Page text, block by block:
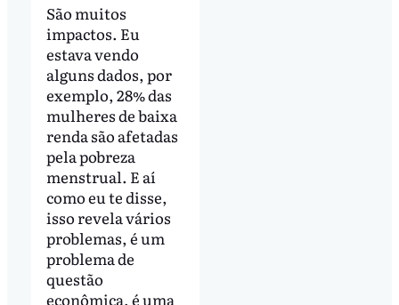
São muitos
impactos. Eu
estava vendo
alguns dados, por
exemplo, 28% das
mulheres de baixa
renda são afetadas
pela pobreza
menstrual. E aí
como eu te disse,
isso revela vários
problemas, é um
problema de
questão
econômica, é uma